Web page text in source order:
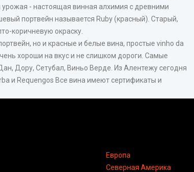
- настоящая винная алхимия с древними
портвейн называется Ruby (красный). Старый,
коричневую окраску.
но и красные и белые вина, простые vinho da
хороши на вкус и не слишком дороги. Самые
Дору, Сетубал, Виньо Верде. Из Алентежу сегодня
и Requengos Все вина имеют сертификаты и
Европа
Северная Америка